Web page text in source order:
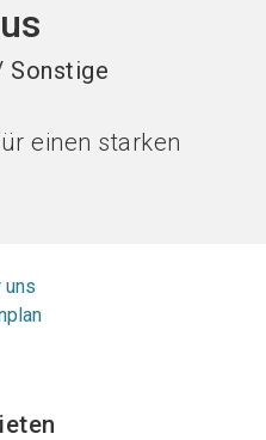
Sonstige
einen starken
uns